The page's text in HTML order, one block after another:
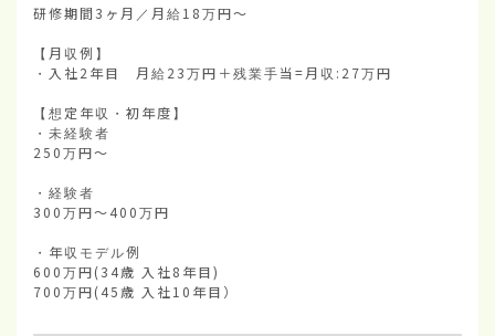
研修期間3ヶ月／月給18万円～
【月収例】
・入社2年目　月給23万円＋残業手当=月収:27万円
【想定年収・初年度】
・未経験者
250万円～
・経験者
300万円～400万円
・年収モデル例
600万円(34歳 入社8年目)
700万円(45歳 入社10年目）